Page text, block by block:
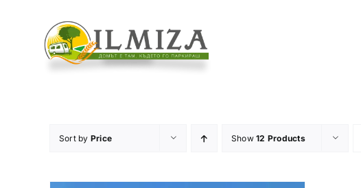
Sort by Price Show12 Products